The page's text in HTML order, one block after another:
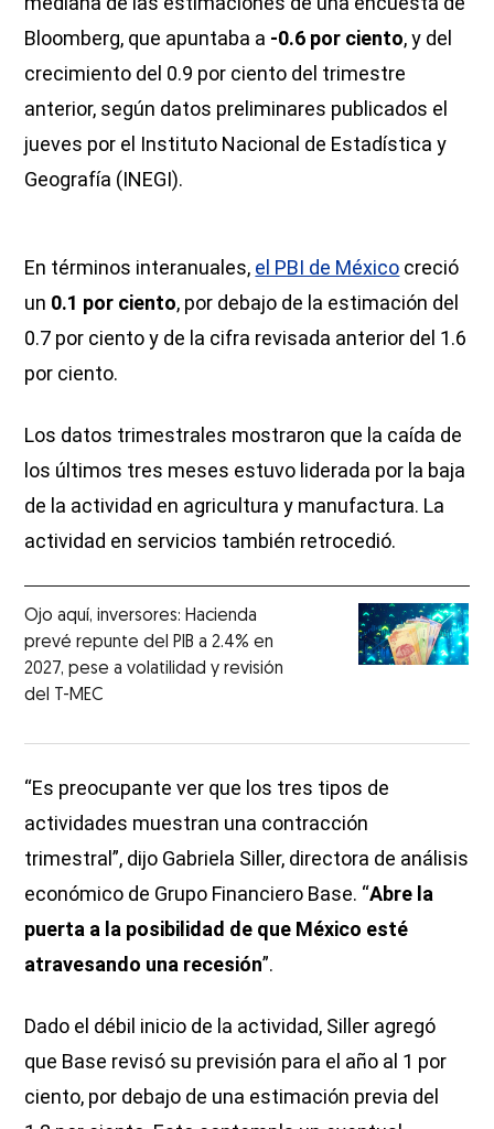
Bloomberg, que apuntaba a -0.6 por ciento, y del
crecimiento del 0.9 por ciento del trimestre
anterior, según datos preliminares publicados el
jueves por el Instituto Nacional de Estadística y
Geografía (INEGI).
En términos interanuales, el PBI de México creció
un 0.1 por ciento, por debajo de la estimación del
0.7 por ciento y de la cifra revisada anterior del 1.6
por ciento.
Los datos trimestrales mostraron que la caída de
los últimos tres meses estuvo liderada por la baja
de la actividad en agricultura y manufactura. La
actividad en servicios también retrocedió.
Ojo aquí, inversores: Hacienda
prevé repunte del PIB a 2.4% en
2027, pese a volatilidad y revisión
del T-MEC
“Es preocupante ver que los tres tipos de
actividades muestran una contracción
trimestral”, dijo Gabriela Siller, directora de análisis
económico de Grupo Financiero Base. “Abre la
puerta a la posibilidad de que México esté
atravesando una recesión”.
Dado el débil inicio de la actividad, Siller agregó
que Base revisó su previsión para el año al 1 por
ciento, por debajo de una estimación previa del